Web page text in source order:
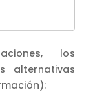
los
alternativas